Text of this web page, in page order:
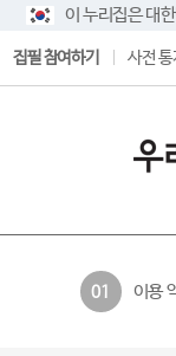
이 누리집은 대
집필 참여하기 사전 통
01 이용